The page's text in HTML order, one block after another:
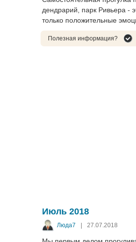
дендрарий, парк Ривьера -
только положительные
Полезная информация?
Июль 2018
Люда7 | 27.07.2018